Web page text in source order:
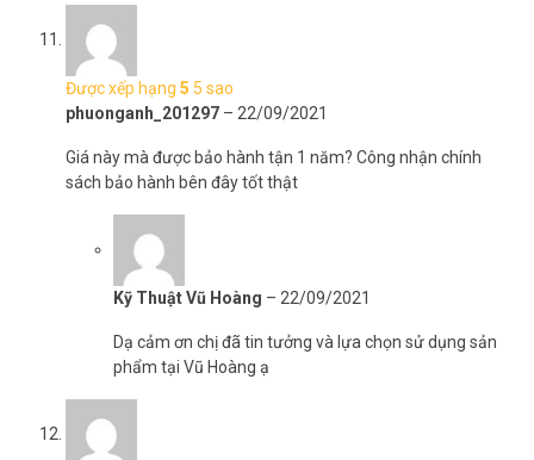
Được xếp hạng 5 5 sao
phuonganh_201297 – 22/09/2021
Giá này mà được bảo hành tận 1 năm? Công nhận chính
sách bảo hành bên đây tốt thật
Kỹ Thuật Vũ Hoàng – 22/09/2021
Dạ cảm ơn chị đã tin tưởng và lựa chọn sử dụng sản
phẩm tại Vũ Hoàng ạ